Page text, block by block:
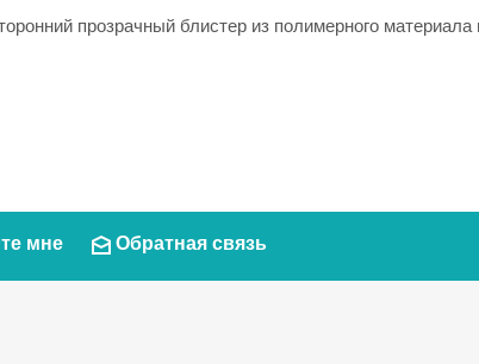
прозрачный блистер из полимерного
мне Обратная связь